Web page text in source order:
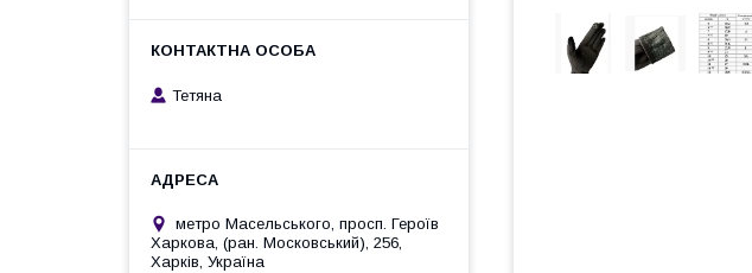
Тетяна
метро Масельського, просп. Героїв
Харкова, (ран. Московський), 256,
Харків, Україна